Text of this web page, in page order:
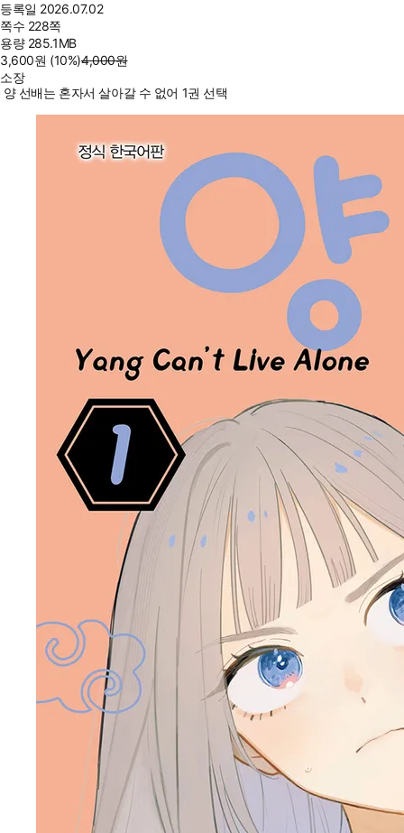
등록일 2026.07.02
쪽수 228쪽
용량 285.1MB
3,600원 (10%)4,000원
소장
양 선배는 혼자서 살아갈 수 없어 1권 선택